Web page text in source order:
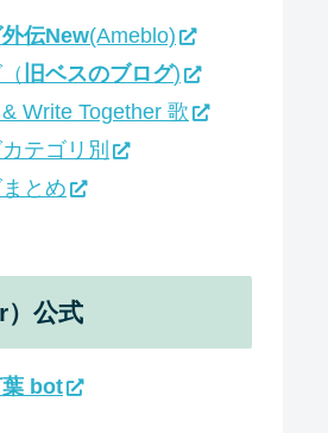
伝New(Ameblo)
旧ベスのブログ)
Write Together 歌
テゴリ別
とめ
公式
葉 bot